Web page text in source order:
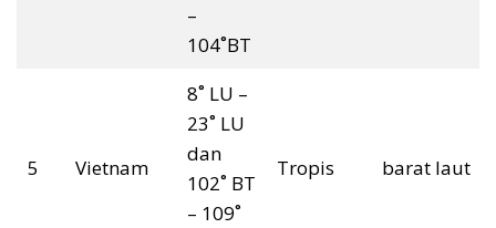
–
104˚BT
5 Vietnam
8˚ LU –
23˚ LU
dan
102˚ BT
– 109˚
Tropis barat laut